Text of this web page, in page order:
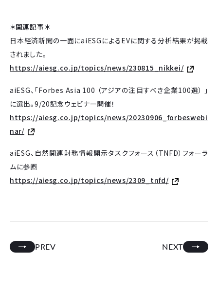
＊関連記事＊
日本経済新聞の一面にaiESGによるEVに関する分析結果が掲載
されました。
https://aiesg.co.jp/topics/news/230815_nikkei/
aiESG、「Forbes Asia 100 （アジアの注目すべき企業100選） 」
に選出。9/20記念ウェビナー開催！
https://aiesg.co.jp/topics/news/20230906_forbeswebi
nar/
aiESG、自然関連財務情報開示タスクフォース（TNFD）フォーラ
ムに参画
https://aiesg.co.jp/topics/news/2309_tnfd/
PREV NEXT